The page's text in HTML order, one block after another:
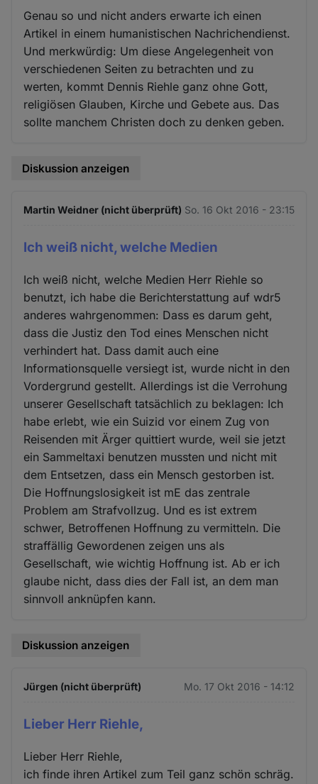
Genau so und nicht anders erwarte ich einen
Artikel in einem humanistischen Nachrichendienst.
Und merkwürdig: Um diese Angelegenheit von
verschiedenen Seiten zu betrachten und zu
werten, kommt Dennis Riehle ganz ohne Gott,
religiösen Glauben, Kirche und Gebete aus. Das
sollte manchem Christen doch zu denken geben.
Diskussion anzeigen
Martin Weidner (nicht überprüft) So. 16 Okt 2016 - 23:15
Ich weiß nicht, welche Medien
Ich weiß nicht, welche Medien Herr Riehle so
benutzt, ich habe die Berichterstattung auf wdr5
anderes wahrgenommen: Dass es darum geht,
dass die Justiz den Tod eines Menschen nicht
verhindert hat. Dass damit auch eine
Informationsquelle versiegt ist, wurde nicht in den
Vordergrund gestellt. Allerdings ist die Verrohung
unserer Gesellschaft tatsächlich zu beklagen: Ich
habe erlebt, wie ein Suizid vor einem Zug von
Reisenden mit Ärger quittiert wurde, weil sie jetzt
ein Sammeltaxi benutzen mussten und nicht mit
dem Entsetzen, dass ein Mensch gestorben ist.
Die Hoffnungslosigkeit ist mE das zentrale
Problem am Strafvollzug. Und es ist extrem
schwer, Betroffenen Hoffnung zu vermitteln. Die
straffällig Gewordenen zeigen uns als
Gesellschaft, wie wichtig Hoffnung ist. Ab er ich
glaube nicht, dass dies der Fall ist, an dem man
sinnvoll anknüpfen kann.
Diskussion anzeigen
Jürgen (nicht überprüft) Mo. 17 Okt 2016 - 14:12
Lieber Herr Riehle,
Lieber Herr Riehle,
ich finde ihren Artikel zum Teil ganz schön schräg.